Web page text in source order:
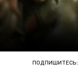
ПОДПИШИТЕСЬ: